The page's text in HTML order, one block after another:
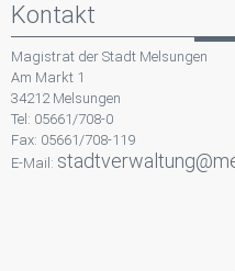
Kontakt
Magistrat der Stadt Melsungen
Am Markt 1
34212 Melsungen
Tel: 05661/708-0
Fax: 05661/708-119
E-Mail: